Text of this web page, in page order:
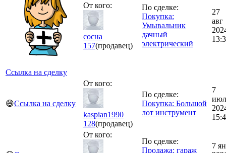
Ссылка на сделку
От кого:
сосна
157(продавец)
По сделке:
Покупка:
Умывальник
дачный
электрический
27
авг
😄Ссылка на сделку
От кого:
kaspian1990
128(продавец)
По сделке:
Покупка: Большой
лот инструмент
7
От кого:
По сделке:
Продажа: гараж
7